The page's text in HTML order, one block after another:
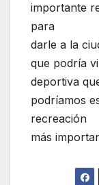
importante
para
darle a la
que podría
deportiva
podríamos
recreación
más